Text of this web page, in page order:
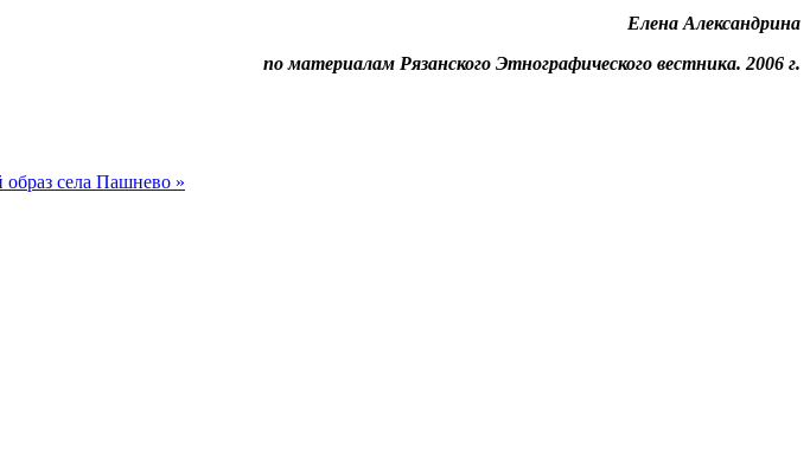
Елена Александрина
по материалам Рязанского Этнографического вестника. 2006 г.
села Пашнево »